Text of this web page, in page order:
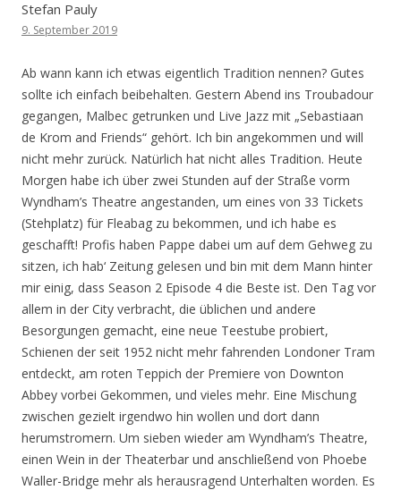
Stefan Pauly
9. September 2019
Ab wann kann ich etwas eigentlich Tradition nennen? Gutes
sollte ich einfach beibehalten. Gestern Abend ins Troubadour
gegangen, Malbec getrunken und Live Jazz mit „Sebastiaan
de Krom and Friends“ gehört. Ich bin angekommen und will
nicht mehr zurück. Natürlich hat nicht alles Tradition. Heute
Morgen habe ich über zwei Stunden auf der Straße vorm
Wyndham’s Theatre angestanden, um eines von 33 Tickets
(Stehplatz) für Fleabag zu bekommen, und ich habe es
geschafft! Profis haben Pappe dabei um auf dem Gehweg zu
sitzen, ich hab‘ Zeitung gelesen und bin mit dem Mann hinter
mir einig, dass Season 2 Episode 4 die Beste ist. Den Tag vor
allem in der City verbracht, die üblichen und andere
Besorgungen gemacht, eine neue Teestube probiert,
Schienen der seit 1952 nicht mehr fahrenden Londoner Tram
entdeckt, am roten Teppich der Premiere von Downton
Abbey vorbei Gekommen, und vieles mehr. Eine Mischung
zwischen gezielt irgendwo hin wollen und dort dann
herumstromern. Um sieben wieder am Wyndham’s Theatre,
einen Wein in der Theaterbar und anschließend von Phoebe
Waller-Bridge mehr als herausragend Unterhalten worden. Es